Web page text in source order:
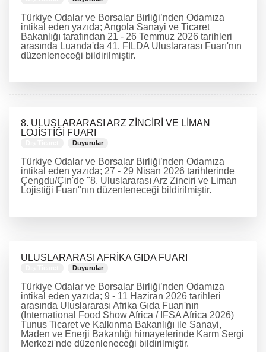
Türkiye Odalar ve Borsalar Birliği’nden Odamıza
intikal eden yazıda; Angola Sanayi ve Ticaret
Bakanlığı tarafından 21 - 26 Temmuz 2026 tarihleri
arasında Luanda'da 41. FILDA Uluslararası Fuarı'nın
düzenleneceği bildirilmiştir.
8. ULUSLARARASI ARZ ZİNCİRİ VE LİMAN
LOJİSTİĞİ FUARI
Duyurular
Türkiye Odalar ve Borsalar Birliği’nden Odamıza
intikal eden yazıda; 27 - 29 Nisan 2026 tarihlerinde
Çengdu/Çin'de "8. Uluslararası Arz Zinciri ve Liman
Lojistiği Fuarı"nın düzenleneceği bildirilmiştir.
ULUSLARARASI AFRİKA GIDA FUARI
Duyurular
Türkiye Odalar ve Borsalar Birliği’nden Odamıza
intikal eden yazıda; 9 - 11 Haziran 2026 tarihleri
arasında Uluslararası Afrika Gıda Fuarı'nın
(International Food Show Africa / IFSA Africa 2026)
Tunus Ticaret ve Kalkınma Bakanlığı ile Sanayi,
Maden ve Enerji Bakanlığı himayelerinde Karm Sergi
Merkezi'nde düzenleneceği bildirilmiştir.